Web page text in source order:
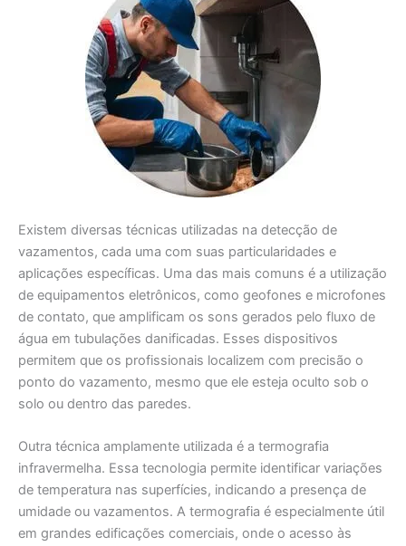
Existem diversas técnicas utilizadas na detecção de
vazamentos, cada uma com suas particularidades e
aplicações específicas. Uma das mais comuns é a utilização
de equipamentos eletrônicos, como geofones e microfones
de contato, que amplificam os sons gerados pelo fluxo de
água em tubulações danificadas. Esses dispositivos
permitem que os profissionais localizem com precisão o
ponto do vazamento, mesmo que ele esteja oculto sob o
solo ou dentro das paredes.
Outra técnica amplamente utilizada é a termografia
infravermelha. Essa tecnologia permite identificar variações
de temperatura nas superfícies, indicando a presença de
umidade ou vazamentos. A termografia é especialmente útil
em grandes edificações comerciais, onde o acesso às